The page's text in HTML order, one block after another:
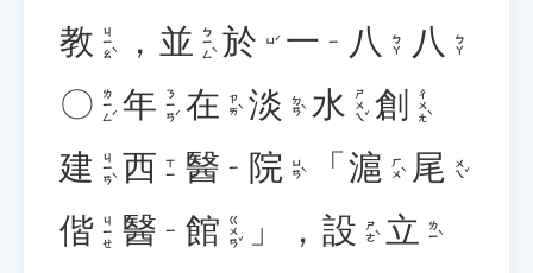
教 ㄐㄧㄠˋ ， 並 ㄅㄧㄥˋ 於 ㄩˊ 一 ㄧ 八 ㄅㄚ 八 ㄅㄚ
〇 ㄌㄧㄥˊ 年 ㄋㄧㄢˊ 在 ㄗㄞˋ 淡 ㄉㄢˋ 水 ㄕㄨㄟˇ 創 ㄔㄨㄤˋ
建 ㄐㄧㄢˋ 西 ㄒㄧ 醫 ㄧ 院 ㄩㄢˋ 「 滬 ㄏㄨˋ 尾 ㄨㄟˇ
偕 ㄐㄧㄝ 醫 ㄧ 館 ㄍㄨㄢˇ 」 ， 設 ㄕㄜˋ 立 ㄌㄧˋ